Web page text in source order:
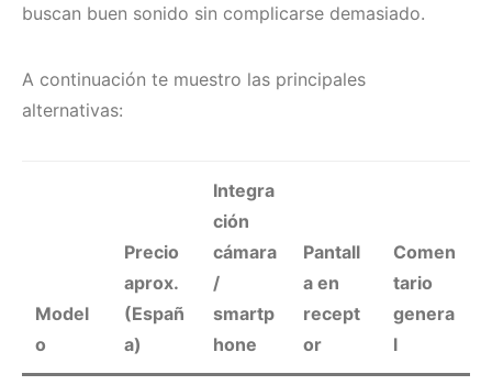
buscan buen sonido sin complicarse demasiado.
A continuación te muestro las principales
alternativas:
Model
o
Precio
aprox.
(Españ
a)
Integra
ción
cámara
/
smartp
hone
Pantall
a en
recept
or
Comen
tario
genera
l